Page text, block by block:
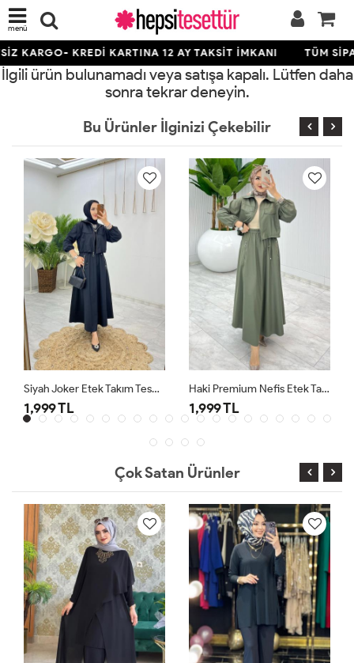
menü
KARGO- KREDİ KARTINA 12 AY TAKSİT İMKANI TÜM
İlgili ürün bulunamadı veya satışa kapalı. Lütfen daha
sonra tekrar deneyin.
Bu Ürünler İlginizi Çekebilir
Siyah Joker Etek Takım Tesettür Giyim
1,999 TL
Haki Premium Nefis Etek Takım
1,999 TL
Çok Satan Ürünler